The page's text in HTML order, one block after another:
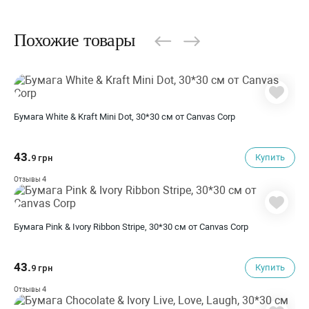
Похожие товары
Бумага White & Kraft Mini Dot, 30*30 см от Canvas Corp
43.9 грн Купить
Отзывы 4
Бумага Pink & Ivory Ribbon Stripe, 30*30 см от Canvas Corp
43.9 грн Купить
Отзывы 4